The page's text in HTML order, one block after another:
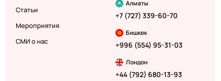
Статьи
Мероприятия
СМИ о нас
Алматы
+7 (727) 339-60-70
Бишкек
+996 (554) 95-31-03
Лондон
+44 (792) 680-13-93